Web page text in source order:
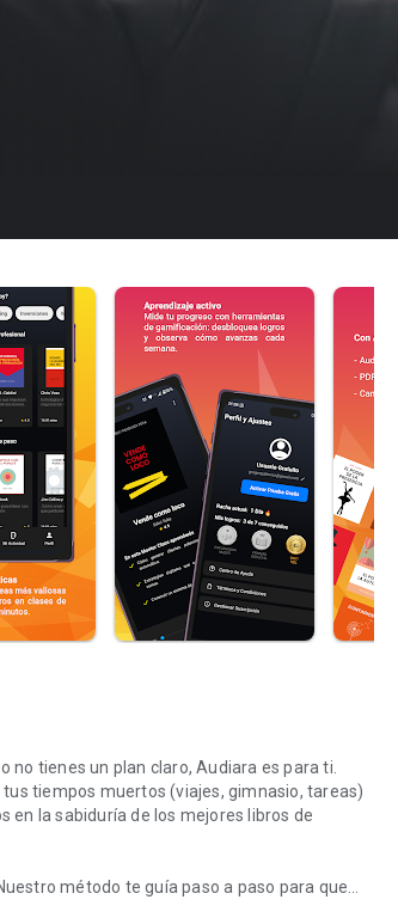
no tienes un plan claro, Audiara es para ti.
tiempos muertos (viajes, gimnasio, tareas)
en la sabiduría de los mejores libros de
método te guía paso a paso para que